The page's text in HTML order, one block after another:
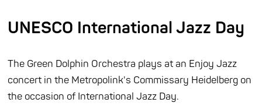
UNESCO International Jazz Day
The Green Dolphin Orchestra plays at an Enjoy Jazz
concert in the Metropolink's Commissary Heidelberg on
the occasion of International Jazz Day.